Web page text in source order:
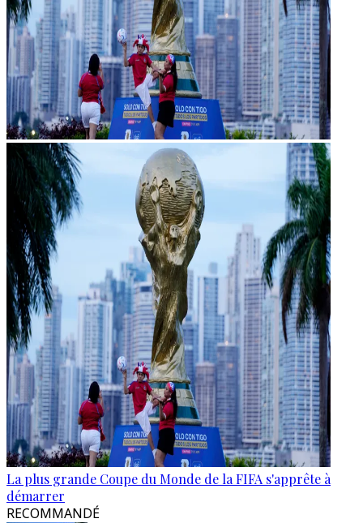
La plus grande Coupe du Monde de la FIFA s'apprête à
démarrer
RECOMMANDÉ